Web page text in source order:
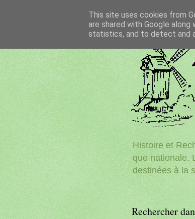
Histoire et
que nationale.
destinées à la
Rechercher
This site uses cookies from
are shared with Google
statistics, and to detect and